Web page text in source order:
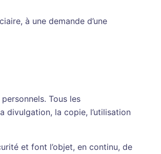
à une demande d’une
Tous les
divulgation, la copie, l’utilisation
et font l’objet, en continu, de